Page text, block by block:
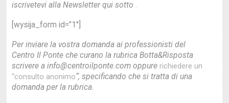
iscrivetevi alla Newsletter qui sotto .
[wysija_form id=”1″]
Per inviare la vostra domanda ai professionisti del
Centro Il Ponte che curano la rubrica Botta&Risposta
scrivere a info@centroilponte.com oppure richiedere un
“consulto anonimo“, specificando che si tratta di una
domanda per la rubrica.